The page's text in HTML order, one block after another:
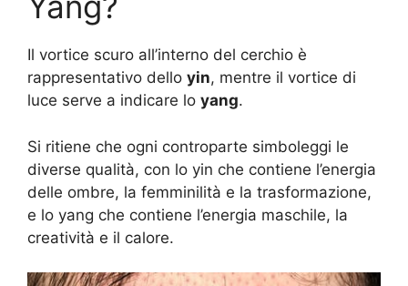
Il vortice scuro all’interno del cerchio è
rappresentativo dello yin, mentre il vortice di
luce serve a indicare lo yang.
Si ritiene che ogni controparte simboleggi le
diverse qualità, con lo yin che contiene l’energia
delle ombre, la femminilità e la trasformazione,
e lo yang che contiene l’energia maschile, la
creatività e il calore.